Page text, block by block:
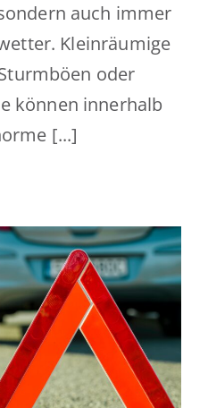
auch immer
Kleinräumige
oder
können innerhalb
[...]